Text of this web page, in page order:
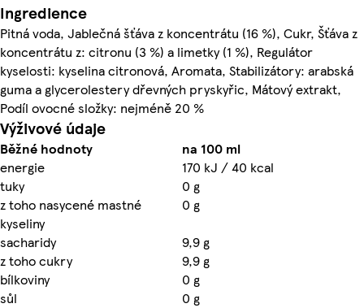
Ingredience
Pitná voda, Jablečná šťáva z koncentrátu (16 %), Cukr, Šťáva z
koncentrátu z: citronu (3 %) a limetky (1 %), Regulátor
kyselosti: kyselina citronová, Aromata, Stabilizátory: arabská
guma a glycerolestery dřevných pryskyřic, Mátový extrakt,
Podíl ovocné složky: nejméně 20 %
Výživové údaje
Běžné hodnoty
na 100 ml
energie
170 kJ / 40 kcal
tuky
0 g
z toho nasycené mastné
kyseliny
0 g
sacharidy
9,9 g
z toho cukry
9,9 g
bílkoviny
0 g
sůl
0 g